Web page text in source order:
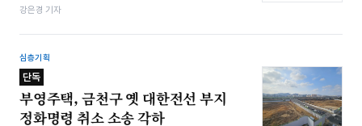
강은경 기자
심층기획
단독
부영주택, 금천구 옛 대한전선 부지
정화명령 취소 소송 각하